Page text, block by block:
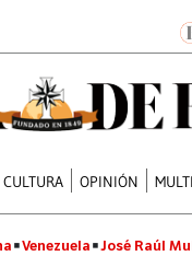
OPINIÓN
Venezuela José Raúl